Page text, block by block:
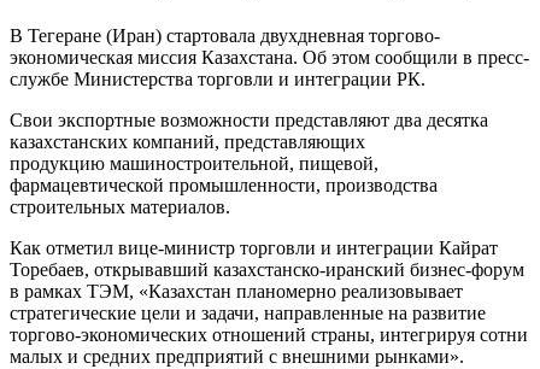
В Тегеране (Иран) стартовала двухдневная торгово-
экономическая миссия Казахстана. Об этом сообщили в пресс-
службе Министерства торговли и интеграции РК.
Свои экспортные возможности представляют два десятка
казахстанских компаний, представляющих
продукцию машиностроительной, пищевой,
фармацевтической промышленности, производства
строительных материалов.
Как отметил вице-министр торговли и интеграции Кайрат
Торебаев, открывавший казахстанско-иранский бизнес-форум
в рамках ТЭМ, «Казахстан планомерно реализовывает
стратегические цели и задачи, направленные на развитие
торгово-экономических отношений страны, интегрируя сотни
малых и средних предприятий с внешними рынками».